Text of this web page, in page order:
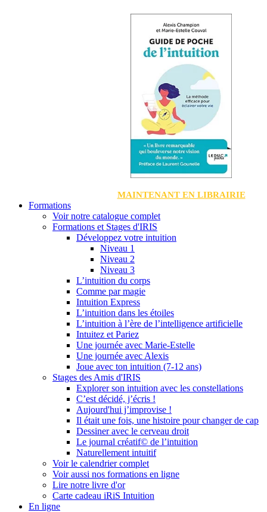
MAINTENANT EN LIBRAIRIE
Formations
Voir notre catalogue complet
Formations et Stages d'IRIS
Développez votre intuition
Niveau 1
Niveau 2
Niveau 3
L’intuition du corps
Comme par magie
Intuition Express
L’intuition dans les étoiles
L’intuition à l’ère de l’intelligence artificielle
Intuitez et Pariez
Une journée avec Marie-Estelle
Une journée avec Alexis
Joue avec ton intuition (7-12 ans)
Stages des Amis d'IRIS
Explorer son intuition avec les constellations
C’est décidé, j’écris !
Aujourd'hui j’improvise !
Il était une fois, une histoire pour changer de cap
Dessiner avec le cerveau droit
Le journal créatif© de l’intuition
Naturellement intuitif
Voir le calendrier complet
Voir aussi nos formations en ligne
Lire notre livre d'or
Carte cadeau iRiS Intuition
En ligne